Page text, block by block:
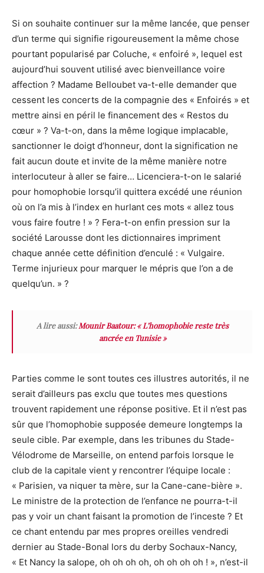
Si on souhaite continuer sur la même lancée, que penser
d’un terme qui signifie rigoureusement la même chose
pourtant popularisé par Coluche, « enfoiré », lequel est
aujourd’hui souvent utilisé avec bienveillance voire
affection ? Madame Belloubet va-t-elle demander que
cessent les concerts de la compagnie des « Enfoirés » et
mettre ainsi en péril le financement des « Restos du
cœur » ? Va-t-on, dans la même logique implacable,
sanctionner le doigt d’honneur, dont la signification ne
fait aucun doute et invite de la même manière notre
interlocuteur à aller se faire… Licenciera-t-on le salarié
pour homophobie lorsqu’il quittera excédé une réunion
où on l’a mis à l’index en hurlant ces mots « allez tous
vous faire foutre ! » ? Fera-t-on enfin pression sur la
société Larousse dont les dictionnaires impriment
chaque année cette définition d’enculé : « Vulgaire.
Terme injurieux pour marquer le mépris que l’on a de
quelqu’un. » ?
A lire aussi:Mounir Baatour: « L’homophobie reste très
ancrée en Tunisie »
Parties comme le sont toutes ces illustres autorités, il ne
serait d’ailleurs pas exclu que toutes mes questions
trouvent rapidement une réponse positive. Et il n’est pas
sûr que l’homophobie supposée demeure longtemps la
seule cible. Par exemple, dans les tribunes du Stade-
Vélodrome de Marseille, on entend parfois lorsque le
club de la capitale vient y rencontrer l’équipe locale :
« Parisien, va niquer ta mère, sur la Cane-cane-bière ».
Le ministre de la protection de l’enfance ne pourra-t-il
pas y voir un chant faisant la promotion de l’inceste ? Et
ce chant entendu par mes propres oreilles vendredi
dernier au Stade-Bonal lors du derby Sochaux-Nancy,
« Et Nancy la salope, oh oh oh oh, oh oh oh oh ! », n’est-il